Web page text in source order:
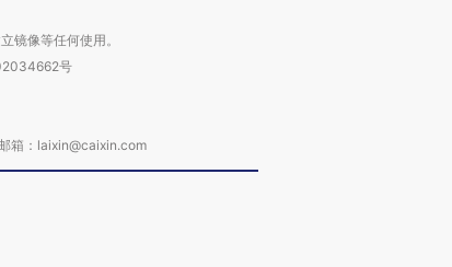
镜像等任何使用。
号
箱：laixin@caixin.com